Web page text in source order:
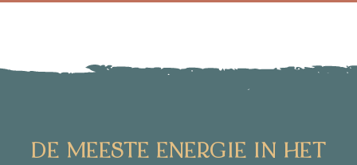
DE MEESTE ENERGIE IN HET